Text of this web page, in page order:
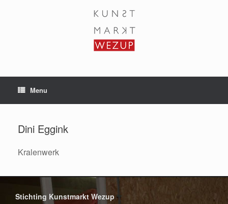
Menu
Dini Eggink
Kralenwerk
Stichting Kunstmarkt Wezup